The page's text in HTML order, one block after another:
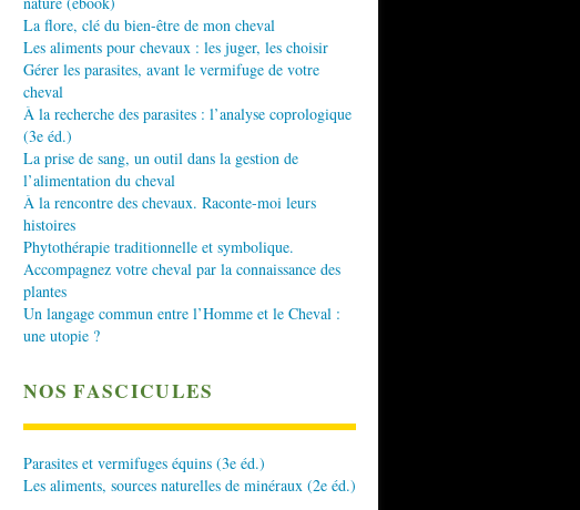
La flore, clé du bien-être de mon cheval
Les aliments pour chevaux : les juger, les choisir
Gérer les parasites, avant le vermifuge de votre
cheval
À la recherche des parasites : l’analyse coprologique
(3e éd.)
La prise de sang, un outil dans la gestion de
l’alimentation du cheval
À la rencontre des chevaux. Raconte-moi leurs
histoires
Phytothérapie traditionnelle et symbolique.
Accompagnez votre cheval par la connaissance des
plantes
Un langage commun entre l’Homme et le Cheval :
une utopie ?
NOS FASCICULES
Parasites et vermifuges équins (3e éd.)
Les aliments, sources naturelles de minéraux (2e éd.)